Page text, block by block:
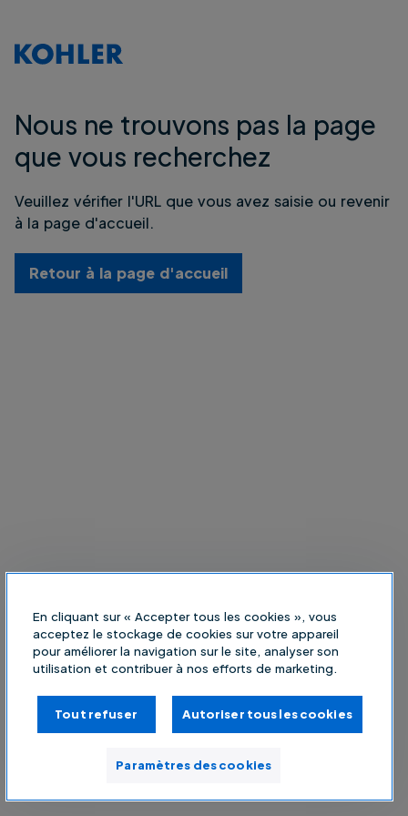
Nous ne trouvons pas la page
que vous recherchez
Veuillez vérifier l'URL que vous avez saisie ou revenir
à la page d'accueil.
Retour à la page d'accueil
En cliquant sur « Accepter tous les cookies », vous
acceptez le stockage de cookies sur votre appareil
pour améliorer la navigation sur le site, analyser son
utilisation et contribuer à nos efforts de marketing.
Tout refuser Autoriser tous les cookies
Paramètres des cookies